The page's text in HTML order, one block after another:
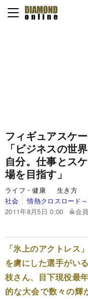
フィギュアスケ
「ビジネスの世
自分。仕事とス
場を目指す」
ライフ・健康 生き方
社会
情熱クロスロード
2011年8月5日 0:00
会
「氷上のアクトレス
を虜にした選手がい
枝さん、目下現役最
的な大会で数々の輝